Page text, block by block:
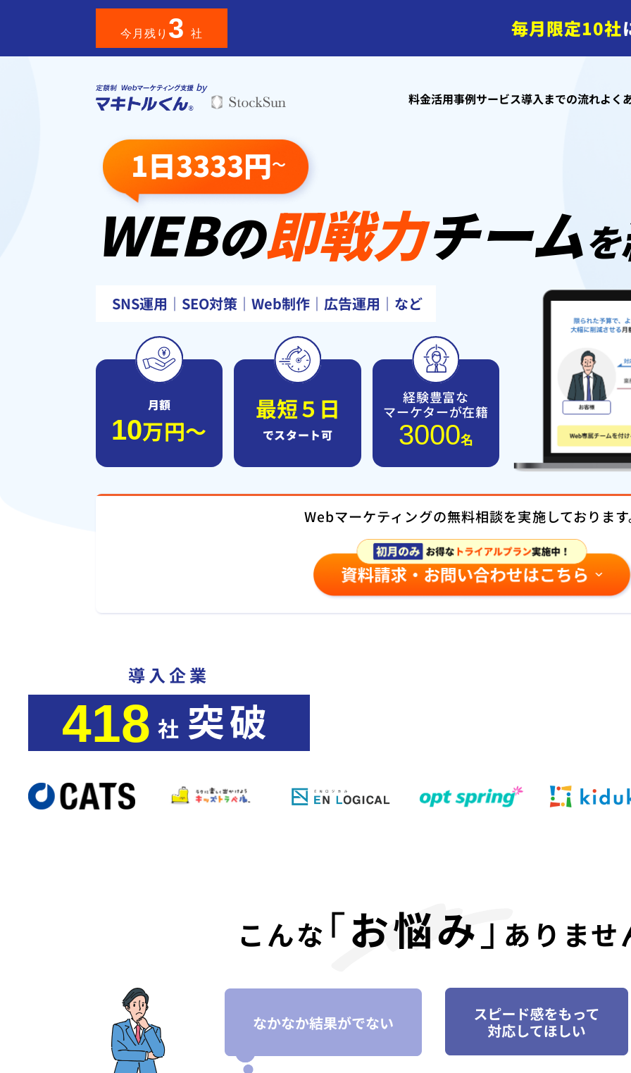
今月残り 3社 毎月限定10社
by
料金活用事例サービス導入までの流れよく
1日3333円～
WEBの即戦力チームを
SNS運用｜SEO対策｜Web制作｜広告運用｜など
月額
10万円〜
最短５ 日
でスタート可
経験豊富な
マーケターが在籍
3000名
Webマーケティングの無料相談を実施しておりま
導入企業
こんな ｢お悩み ｣ ありま